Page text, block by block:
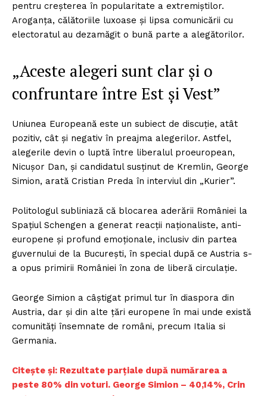
pentru creșterea în popularitate a extremiștilor.
Aroganța, călătoriile luxoase și lipsa comunicării cu
electoratul au dezamăgit o bună parte a alegătorilor.
„Aceste alegeri sunt clar și o
confruntare între Est și Vest”
Uniunea Europeană este un subiect de discuție, atât
pozitiv, cât și negativ în preajma alegerilor. Astfel,
alegerile devin o luptă între liberalul proeuropean,
Nicușor Dan, și candidatul susținut de Kremlin, George
Simion, arată Cristian Preda în interviul din „Kurier”.
Politologul subliniază că blocarea aderării României la
Spațiul Schengen a generat reacții naționaliste, anti-
europene și profund emoționale, inclusiv din partea
guvernului de la București, în special după ce Austria s-
a opus primirii României în zona de liberă circulație.
George Simion a câștigat primul tur în diaspora din
Austria, dar și din alte țări europene în mai unde există
comunități însemnate de români, precum Italia si
Germania.
Citește și: Rezultate parțiale după numărarea a
peste 80% din voturi. George Simion – 40,14%, Crin